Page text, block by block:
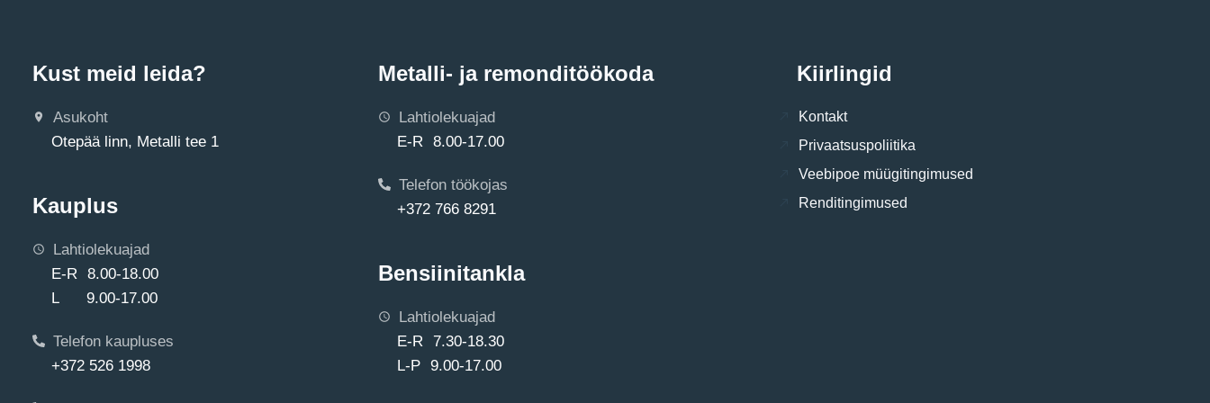
Kust meid leida?
Asukoht
Otepää linn, Metalli tee 1
Kauplus
Lahtiolekuajad
E-R 8.00-18.00
L 9.00-17.00
Telefon kaupluses
+372 526 1998
Metalli- ja remonditöökoda
Lahtiolekuajad
E-R 8.00-17.00
Telefon töökojas
+372 766 8291
Bensiinitankla
Lahtiolekuajad
E-R 7.30-18.30
L-P 9.00-17.00
Kiirlingid
Kontakt
Privaatsuspoliitika
Veebipoe müügitingimused
Renditingimused